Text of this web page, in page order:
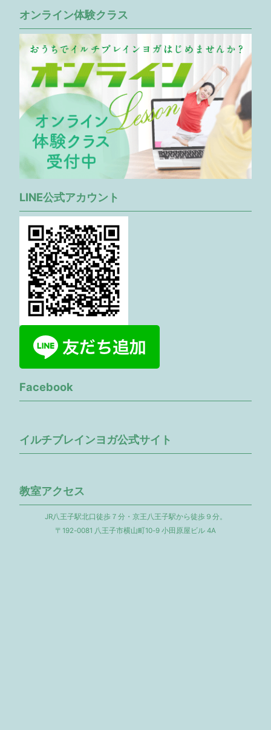
オンライン体験クラス
LINE公式アカウント
Facebook
イルチブレインヨガ公式サイト
教室アクセス
JR八王子駅北口徒歩７分・京王八王子駅から徒歩９分。
〒192-0081 八王子市横山町10-9 小田原屋ビル 4A